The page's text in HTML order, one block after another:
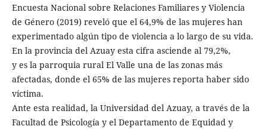
Encuesta Nacional sobre Relaciones Familiares y Violencia
de Género (2019) reveló que el 64,9% de las mujeres han
experimentado algún tipo de violencia a lo largo de su vida.
En la provincia del Azuay esta cifra asciende al 79,2%,
y es la parroquia rural El Valle una de las zonas más
afectadas, donde el 65% de las mujeres reporta haber sido
víctima.
Ante esta realidad, la Universidad del Azuay, a través de la
Facultad de Psicología y el Departamento de Equidad y